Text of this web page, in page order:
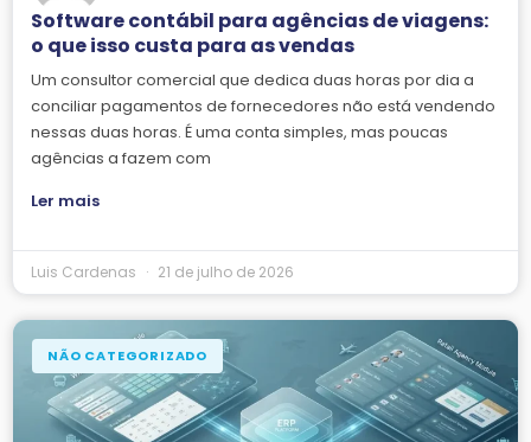
Software contábil para agências de viagens:
o que isso custa para as vendas
Um consultor comercial que dedica duas horas por dia a
conciliar pagamentos de fornecedores não está vendendo
nessas duas horas. É uma conta simples, mas poucas
agências a fazem com
Ler mais
Luis Cardenas 21 de julho de 2026
NÃO CATEGORIZADO